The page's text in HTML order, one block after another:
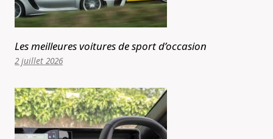
Les meilleures voitures de sport d’occasion
2 juillet 2026